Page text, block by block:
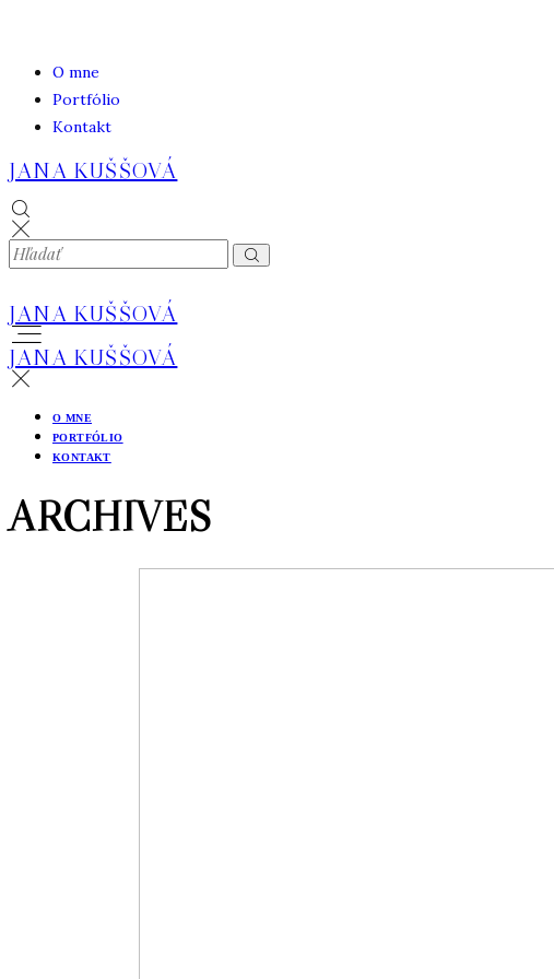
O mne
Portfólio
Kontakt
JANA KUŠŠOVÁ
JANA KUŠŠOVÁ
JANA KUŠŠOVÁ
O MNE
PORTFÓLIO
KONTAKT
ARCHIVES